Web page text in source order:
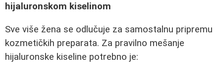
hijaluronskom kiselinom
Sve više žena se odlučuje za samostalnu pripremu
kozmetičkih preparata. Za pravilno mešanje
hijaluronske kiseline potrebno je: